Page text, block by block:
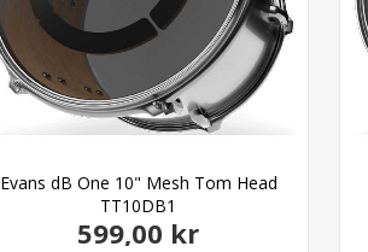
Evans dB One 10" Mesh Tom Head
TT10DB1
599,00 kr